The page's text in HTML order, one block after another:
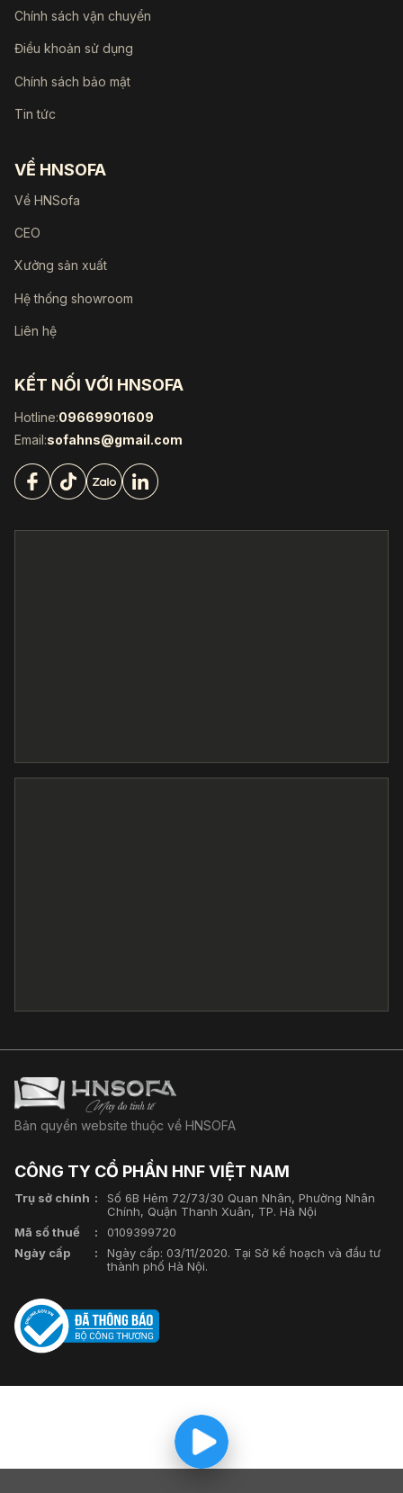
Chính sách vận chuyển
Điều khoản sử dụng
Chính sách bảo mật
Tin tức
VỀ HNSOFA
Về HNSofa
CEO
Xưởng sản xuất
Hệ thống showroom
Liên hệ
KẾT NỐI VỚI HNSOFA
Hotline:09669901609
Email:sofahns@gmail.com
Bản quyền website thuộc về HNSOFA
CÔNG TY CỔ PHẦN HNF VIỆT NAM
Trụ sở chính
Số 6B Hẻm 72/73/30 Quan Nhân, Phường Nhân
Chính, Quận Thanh Xuân, TP. Hà Nội
Mã số thuế
0109399720
Ngày cấp
Ngày cấp: 03/11/2020. Tại Sở kế hoạch và đầu tư
thành phố Hà Nội.